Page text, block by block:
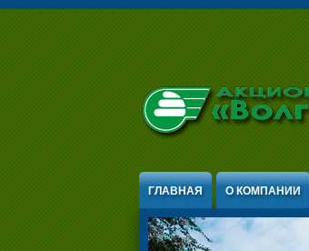
Jump to Content
ГЛАВНАЯ О КОМПАНИИ